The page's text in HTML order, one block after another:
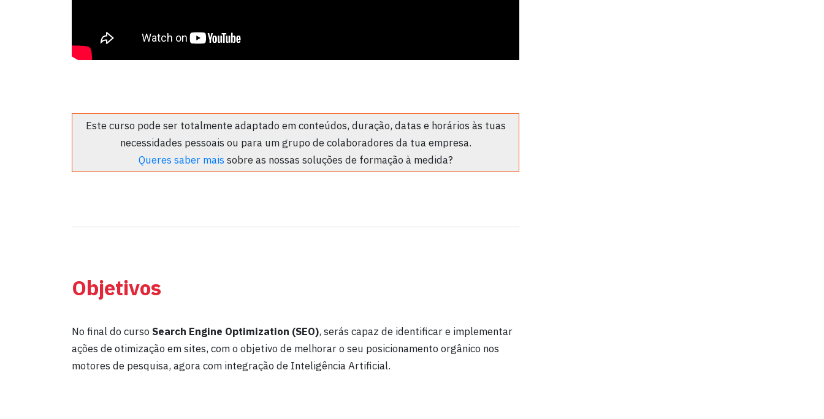
Este curso pode ser totalmente adaptado em conteúdos, duração, datas e horários às tuas
necessidades pessoais ou para um grupo de colaboradores da tua empresa.
Queres saber mais sobre as nossas soluções de formação à medida?
Objetivos
No final do curso Search Engine Optimization (SEO), serás capaz de identificar e implementar
ações de otimização em sites, com o objetivo de melhorar o seu posicionamento orgânico nos
motores de pesquisa, agora com integração de Inteligência Artificial.